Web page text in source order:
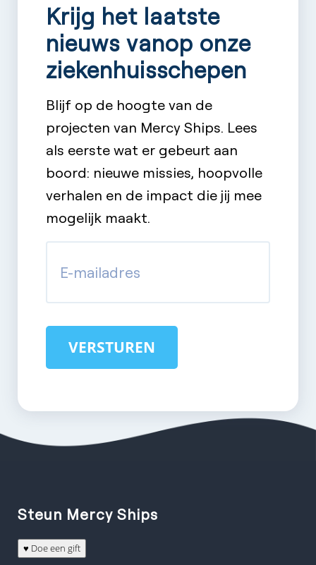
Krijg het laatste
nieuws vanop onze
ziekenhuisschepen
Blijf op de hoogte van de
projecten van Mercy Ships. Lees
als eerste wat er gebeurt aan
boord: nieuwe missies, hoopvolle
verhalen en de impact die jij mee
mogelijk maakt.
mailadres(Vereist)
VERSTUREN
Steun Mercy Ships
♥ Doe een gift